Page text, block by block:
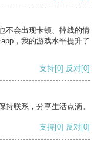
不会出现卡顿、掉线的情
，我的游戏水平提升了
支持[0] 反对[0]
联系，分享生活点滴。
支持[0] 反对[0]